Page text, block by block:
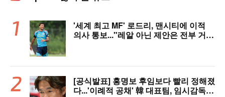
'세계 최고 MF' 로드리, 맨시티에 이적
의사 통보..."레알 아닌 제안은 전부 거
[공식발표] 홍명보 후임보다 빨리 정해졌
다...'이례적 공채' 韓 대표팀, 임시감독